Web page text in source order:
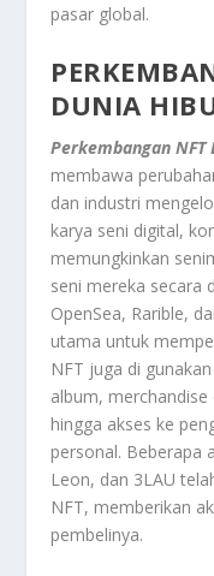
pasar global.
DUNIA
Perkembangan NFT
membawa
dan industri
karya seni digital,
memungkinkan
seni mereka secara
OpenSea, Rarible,
utama untuk
NFT juga di
album,
hingga akses ke
personal. Beberapa
Leon, dan 3LAU
NFT, memberikan
pembelinya.